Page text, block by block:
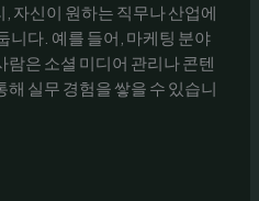
자신이 원하는 직무나 산업에
니다. 예를 들어, 마케팅 분야
람은 소셜 미디어 관리나 콘텐
실무 경험을 쌓을 수 있습니